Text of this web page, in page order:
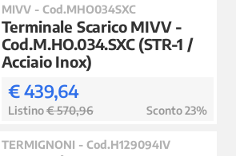
MIVV - Cod.MHO034SXC
Terminale Scarico MIVV -
Cod.M.HO.034.SXC (STR-1 /
Acciaio Inox)
€ 439,64
Listino€ 570,96 Sconto 23%
TERMIGNONI - Cod.H129094IV